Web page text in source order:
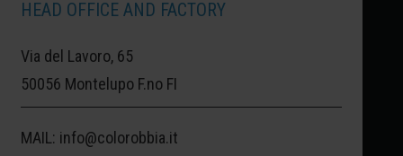
HEAD OFFICE AND FACTORY
Via del Lavoro, 65
50056 Montelupo F.no FI
MAIL: info@colorobbia.it
LA TONALITÀ SCELTA PER QUESTA
BEIGE SCURO, NUANCE TIPICA DEGLI
EDIFICI E DEI MONUMENTI DI QUESTO
TERRITORIO E DELLA CERAMICA CHE QUI